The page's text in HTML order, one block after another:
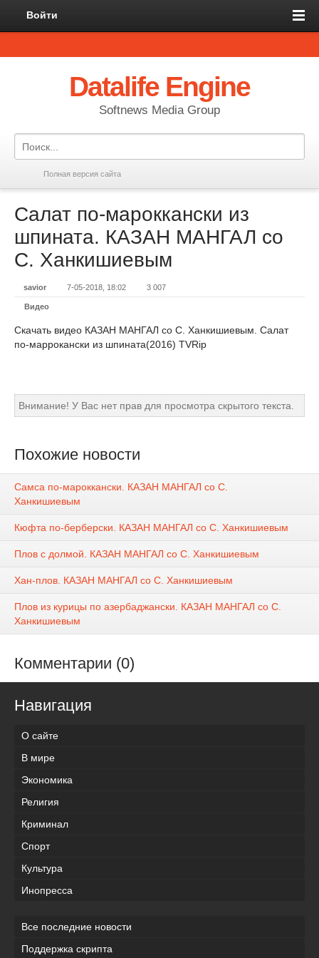
Войти
Datalife Engine
Softnews Media Group
Полная версия сайта
Салат по-мароккански из
шпината. КАЗАН МАНГАЛ со
С. Ханкишиевым
savior 7-05-2018, 18:02 3 007
Видео
Скачать видео КАЗАН МАНГАЛ со С. Ханкишиевым. Салат
по-маррокански из шпината(2016) TVRip
Внимание! У Вас нет прав для просмотра скрытого текста.
Похожие новости
Самса по-мароккански. КАЗАН МАНГАЛ со С.
Ханкишиевым
Кюфта по-берберски. КАЗАН МАНГАЛ со С. Ханкишиевым
Плов с долмой. КАЗАН МАНГАЛ со С. Ханкишиевым
Хан-плов. КАЗАН МАНГАЛ со С. Ханкишиевым
Плов из курицы по азербаджански. КАЗАН МАНГАЛ со С.
Ханкишиевым
Комментарии (0)
Навигация
О сайте
В мире
Экономика
Религия
Криминал
Спорт
Культура
Инопресса
Все последние новости
Поддержка скрипта